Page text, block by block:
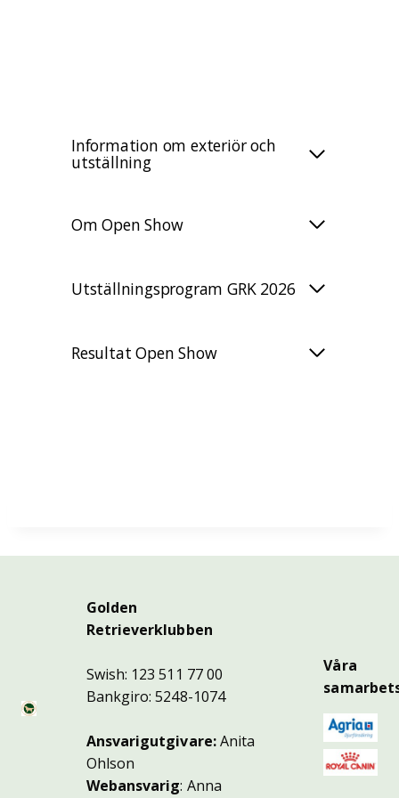
Information om exteriör och
utställning
Om Open Show
Utställningsprogram GRK 2026
Resultat Open Show
Golden
Retrieverklubben
Swish: 123 511 77 00
Bankgiro: 5248-1074
Ansvarigutgivare:Anita
Ohlson
Webansvarig: Anna
Våra